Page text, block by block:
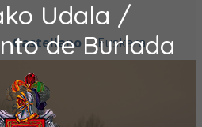
Udala /
de Burlada
Castellano Euskara